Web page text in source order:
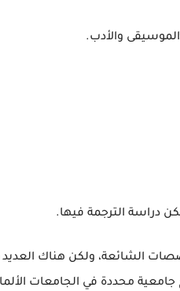
والأدب.
دراسة الترجمة فيها.
الشائعة، ولكن هناك العديد
محددة في الجامعات